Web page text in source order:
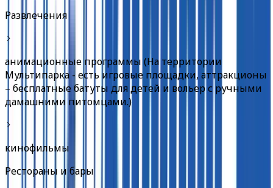
Развлечения
анимационные программы (На территории
Мультипарка - есть игровые площадки, аттракционы
– бесплатные батуты для детей и вольер с ручными
дамашними питомцами.)
кинофильмы
Рестораны и бары